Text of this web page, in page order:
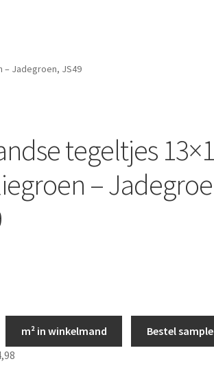
– Jadegroen, JS49
tegeltjes
–
m² in winkelmand
Bestel sample